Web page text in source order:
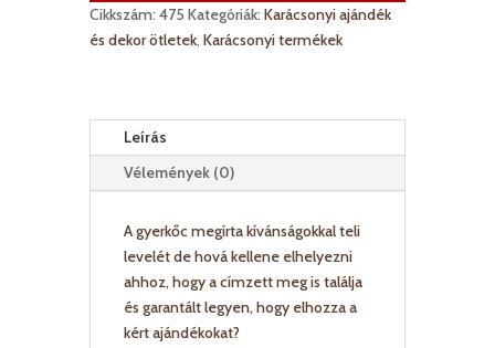
Cikkszám:475 Kategóriák:Karácsonyi ajándék
és dekor ötletek,Karácsonyi termékek
Leírás
Vélemények (0)
A gyerkőc megírta kívánságokkal teli
levelét de hová kellene elhelyezni
ahhoz, hogy a címzett meg is találja
és garantált legyen, hogy elhozza a
kért ajándékokat?